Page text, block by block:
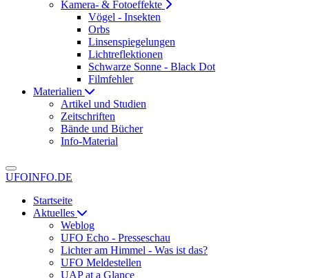
Kamera- & Fotoeffekte
Vögel - Insekten
Orbs
Linsenspiegelungen
Lichtreflektionen
Schwarze Sonne - Black Dot
Filmfehler
Materialien
Artikel und Studien
Zeitschriften
Bände und Bücher
Info-Material
UFOINFO.DE
Startseite
Aktuelles
Weblog
UFO Echo - Presseschau
Lichter am Himmel - Was ist das?
UFO Meldestellen
UAP at a Glance